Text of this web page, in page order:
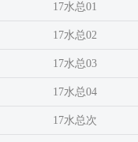
17水总01
17水总02
17水总03
17水总04
17水总次